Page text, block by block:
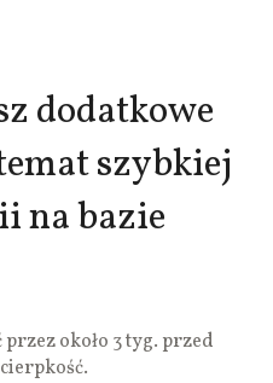
dodatkowe
szybkiej
na bazie
około 3 tyg. przed